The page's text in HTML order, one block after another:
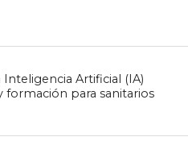
Inteligencia Artificial (IA)
formación para sanitarios